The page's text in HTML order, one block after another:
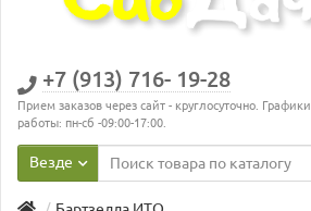
+7 (913) 716- 19-28
Прием заказов через сайт - круглосуточно. Графики
работы: пн-сб -09:00-17:00.
Везде